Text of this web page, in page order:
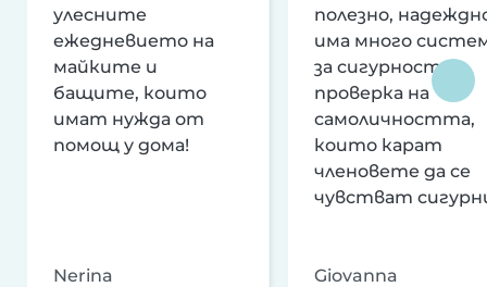
улесните
ежедневието на
майките и
бащите, които
имат нужда от
помощ у дома!
Nerina
полезно,
има много
за сигурност и
проверка на
самоличността,
които карат
членовете да се
чувстват
Giovanna